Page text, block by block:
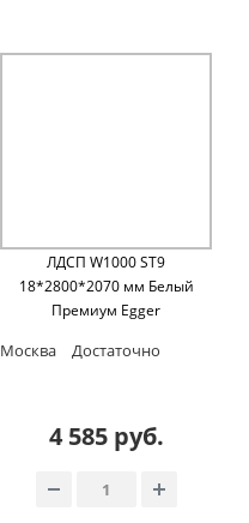
ЛДСП W1000 ST9
18*2800*2070 мм Белый
Премиум Egger
Москва Достаточно
4 585 руб.